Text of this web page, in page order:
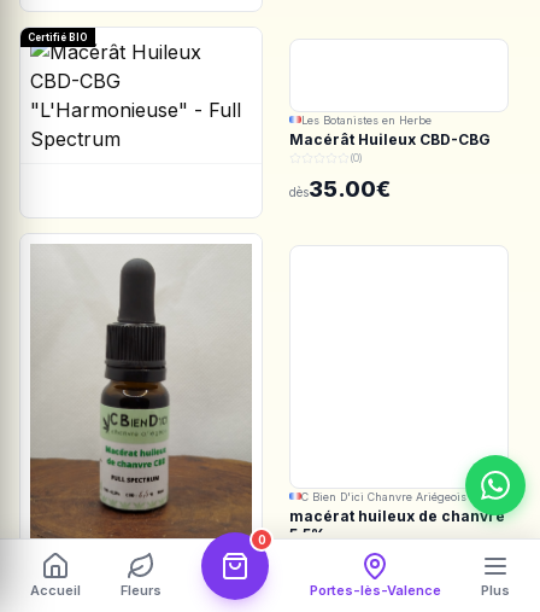
Certifié BIO
Les Botanistes en Herbe
Macérât Huileux CBD-CBG
"L'Harmonieuse" - Full
(0)
dès35.00€
C Bien D'ici Chanvre Ariégeois
macérat huileux de chanvre
5.5%
35.00€
Accueil Fleurs
0
Portes-lès-Valence Plus